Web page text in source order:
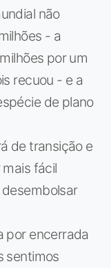
não
- a
por um
recuou - e a
de plano
de transição e
fácil
por encerrada
sentimos